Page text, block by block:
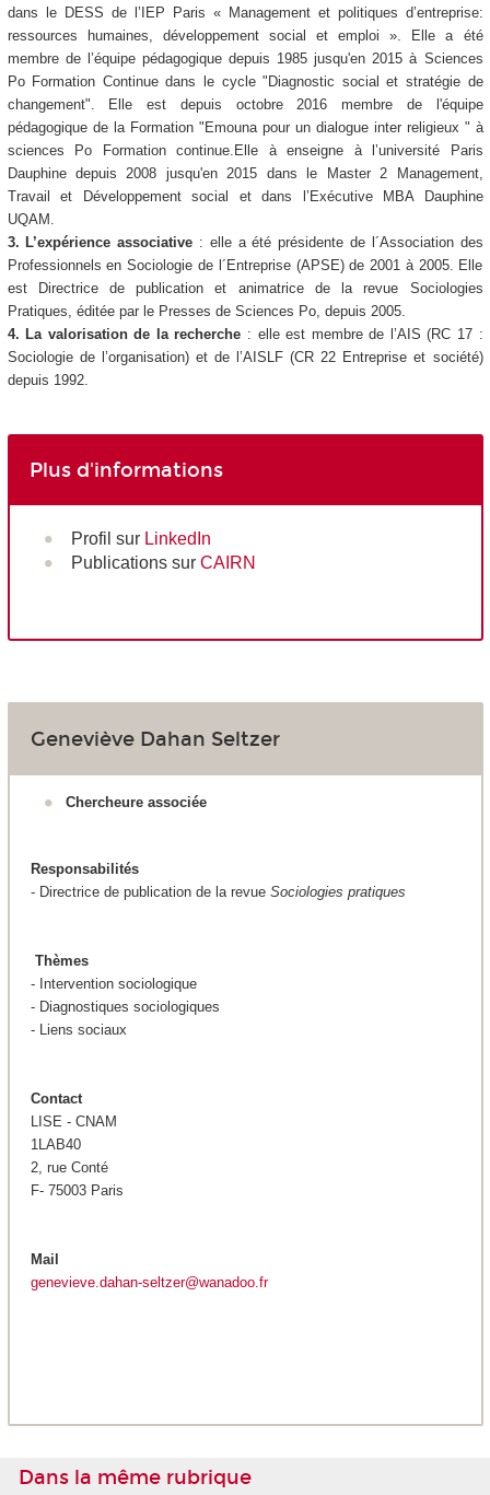
dans le DESS de l’IEP Paris « Management et politiques d’entreprise:
ressources humaines, développement social et emploi ». Elle a été
membre de l’équipe pédagogique depuis 1985 jusqu'en 2015 à Sciences
Po Formation Continue dans le cycle "Diagnostic social et stratégie de
changement". Elle est depuis octobre 2016 membre de l'équipe
pédagogique de la Formation "Emouna pour un dialogue inter religieux " à
sciences Po Formation continue.Elle à enseigne à l’université Paris
Dauphine depuis 2008 jusqu'en 2015 dans le Master 2 Management,
Travail et Développement social et dans l’Exécutive MBA Dauphine
UQAM.
3. L’expérience associative : elle a été présidente de l´Association des
Professionnels en Sociologie de l´Entreprise (APSE) de 2001 à 2005. Elle
est Directrice de publication et animatrice de la revue Sociologies
Pratiques, éditée par le Presses de Sciences Po, depuis 2005.
4. La valorisation de la recherche : elle est membre de l’AIS (RC 17 :
Sociologie de l’organisation) et de l’AISLF (CR 22 Entreprise et société)
depuis 1992.
Plus d'informations
Profil sur LinkedIn
Publications sur CAIRN
Geneviève Dahan Seltzer
Chercheure associée
Responsabilités
- Directrice de publication de la revue Sociologies pratiques
Thèmes
- Intervention sociologique
- Diagnostiques sociologiques
- Liens sociaux
Contact
LISE - CNAM
1LAB40
2, rue Conté
F- 75003 Paris
Mail
genevieve.dahan-seltzer@wanadoo.fr
Dans la même rubrique